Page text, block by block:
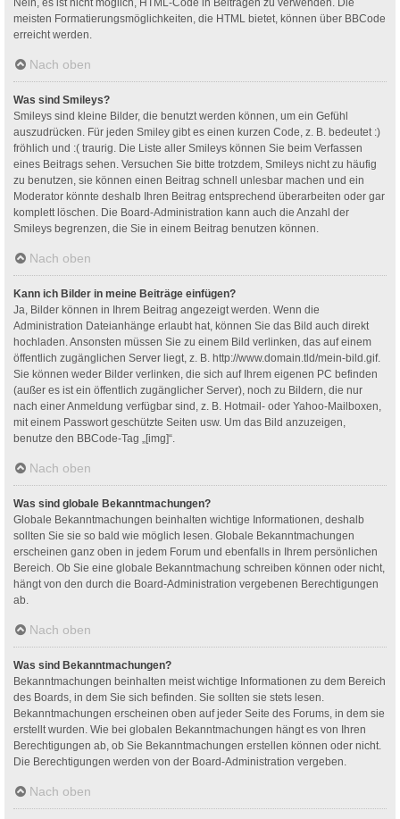
meisten Formatierungsmöglichkeiten, die HTML bietet, können über BBCode
erreicht werden.
Nach oben
Was sind Smileys?
Smileys sind kleine Bilder, die benutzt werden können, um ein Gefühl
auszudrücken. Für jeden Smiley gibt es einen kurzen Code, z. B. bedeutet :)
fröhlich und :( traurig. Die Liste aller Smileys können Sie beim Verfassen
eines Beitrags sehen. Versuchen Sie bitte trotzdem, Smileys nicht zu häufig
zu benutzen, sie können einen Beitrag schnell unlesbar machen und ein
Moderator könnte deshalb Ihren Beitrag entsprechend überarbeiten oder gar
komplett löschen. Die Board-Administration kann auch die Anzahl der
Smileys begrenzen, die Sie in einem Beitrag benutzen können.
Nach oben
Kann ich Bilder in meine Beiträge einfügen?
Ja, Bilder können in Ihrem Beitrag angezeigt werden. Wenn die
Administration Dateianhänge erlaubt hat, können Sie das Bild auch direkt
hochladen. Ansonsten müssen Sie zu einem Bild verlinken, das auf einem
öffentlich zugänglichen Server liegt, z. B. http://www.domain.tld/mein-bild.gif.
Sie können weder Bilder verlinken, die sich auf Ihrem eigenen PC befinden
(außer es ist ein öffentlich zugänglicher Server), noch zu Bildern, die nur
nach einer Anmeldung verfügbar sind, z. B. Hotmail- oder Yahoo-Mailboxen,
mit einem Passwort geschützte Seiten usw. Um das Bild anzuzeigen,
benutze den BBCode-Tag „[img]“.
Nach oben
Was sind globale Bekanntmachungen?
Globale Bekanntmachungen beinhalten wichtige Informationen, deshalb
sollten Sie sie so bald wie möglich lesen. Globale Bekanntmachungen
erscheinen ganz oben in jedem Forum und ebenfalls in Ihrem persönlichen
Bereich. Ob Sie eine globale Bekanntmachung schreiben können oder nicht,
hängt von den durch die Board-Administration vergebenen Berechtigungen
ab.
Nach oben
Was sind Bekanntmachungen?
Bekanntmachungen beinhalten meist wichtige Informationen zu dem Bereich
des Boards, in dem Sie sich befinden. Sie sollten sie stets lesen.
Bekanntmachungen erscheinen oben auf jeder Seite des Forums, in dem sie
erstellt wurden. Wie bei globalen Bekanntmachungen hängt es von Ihren
Berechtigungen ab, ob Sie Bekanntmachungen erstellen können oder nicht.
Die Berechtigungen werden von der Board-Administration vergeben.
Nach oben